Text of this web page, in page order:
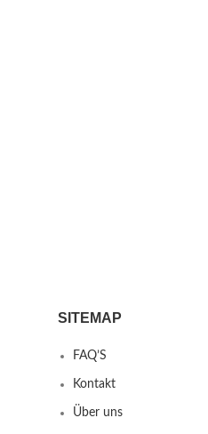
SITEMAP
FAQ’S
Kontakt
Über uns